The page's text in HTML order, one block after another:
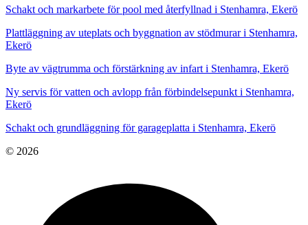
Schakt och markarbete för pool med återfyllnad i Stenhamra, Ekerö
Plattläggning av uteplats och byggnation av stödmurar i Stenhamra,
Ekerö
Byte av vägtrumma och förstärkning av infart i Stenhamra, Ekerö
Ny servis för vatten och avlopp från förbindelsepunkt i Stenhamra,
Ekerö
Schakt och grundläggning för garageplatta i Stenhamra, Ekerö
© 2026